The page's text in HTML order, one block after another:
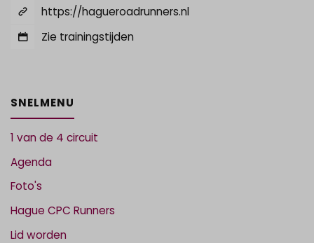
https://hagueroadrunners.nl
Zie trainingstijden
SNELMENU
1 van de 4 circuit
Agenda
Foto's
Hague CPC Runners
Lid worden